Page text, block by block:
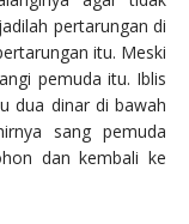
pertarungan di
itu. Meski
pemuda itu. Iblis
dua dinar di bawah
sang pemuda
dan kembali ke